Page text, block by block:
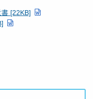
[22KB]